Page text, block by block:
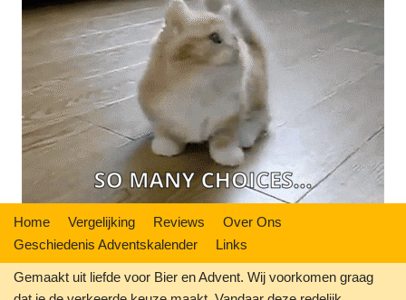
Home Vergelijking Reviews
Over Ons
Geschiedenis Adventskalender
Links
Gemaakt uit liefde voor Bier en Advent. Wij voorkomen graag